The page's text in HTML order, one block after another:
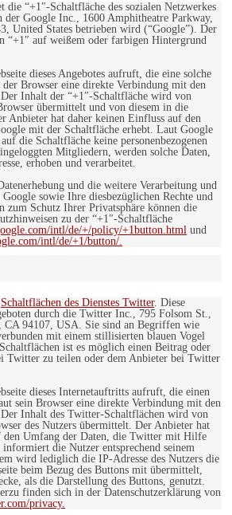
die “+1″-Schaltfläche des sozialen Netzwerkes
der Google Inc., 1600 Amphitheatre Parkway,
United States betrieben wird (“Google”). Der
“+1″ auf weißem oder farbigen Hintergrund
dieses Angebotes aufruft, die eine solche
Browser eine direkte Verbindung mit den
Inhalt der “+1″-Schaltfläche wird von
übermittelt und von diesem in die
Anbieter hat daher keinen Einfluss auf den
mit der Schaltfläche erhebt. Laut Google
die Schaltfläche keine personenbezogenen
Mitgliedern, werden solche Daten,
erhoben und verarbeitet.
und die weitere Verarbeitung und
sowie Ihre diesbezüglichen Rechte und
zum Schutz Ihrer Privatsphäre können die
zu der “+1″-Schaltfläche
intl/de/+/policy/+1button.html und
intl/de/+1/button/.
Schaltflächen des Dienstes Twitter. Diese
durch die Twitter Inc., 795 Folsom St.,
CA 94107, USA. Sie sind an Begriffen wie
mit einem stillisierten blauen Vogel
ist es möglich einen Beitrag oder
Twitter zu teilen oder dem Anbieter bei Twitter
dieses Internetauftritts aufruft, die einen
sein Browser eine direkte Verbindung mit den
Inhalt des Twitter-Schaltflächen wird von
des Nutzers übermittelt. Der Anbieter hat
den Umfang der Daten, die Twitter mit Hilfe
informiert die Nutzer entsprechend seinem
wird lediglich die IP-Adresse des Nutzers die
beim Bezug des Buttons mit übermittelt,
als die Darstellung des Buttons, genutzt.
finden sich in der Datenschutzerklärung von
privacy.